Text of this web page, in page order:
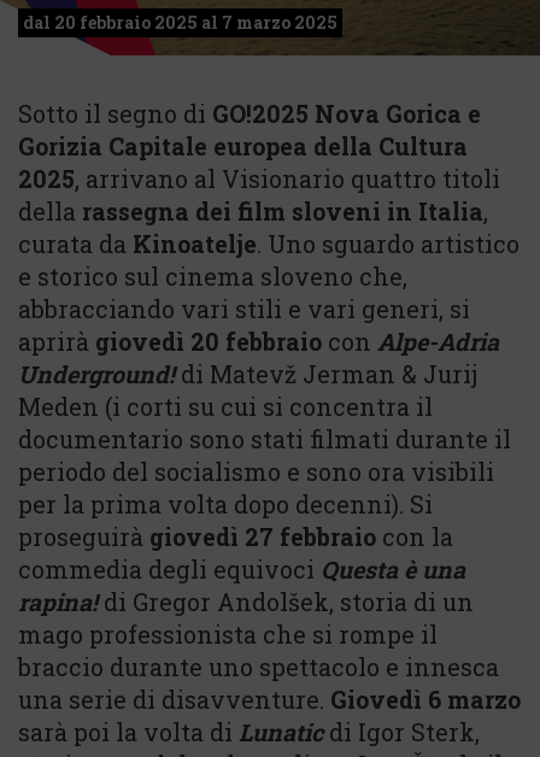
dal 20 febbraio 2025 al 7 marzo 2025
Sotto il segno di GO!2025 Nova Gorica e
Gorizia Capitale europea della Cultura
2025, arrivano al Visionario quattro titoli
della rassegna dei film sloveni in Italia,
curata da Kinoatelje. Uno sguardo artistico
e storico sul cinema sloveno che,
abbracciando vari stili e vari generi, si
aprirà giovedì 20 febbraio con Alpe-Adria
Underground! di Matevž Jerman & Jurij
Meden (i corti su cui si concentra il
documentario sono stati filmati durante il
periodo del socialismo e sono ora visibili
per la prima volta dopo decenni). Si
proseguirà giovedì 27 febbraio con la
commedia degli equivoci Questa è una
rapina!di Gregor Andolšek, storia di un
mago professionista che si rompe il
braccio durante uno spettacolo e innesca
una serie di disavventure. Giovedì 6 marzo
sarà poi la volta di Lunatic di Igor Sterk,